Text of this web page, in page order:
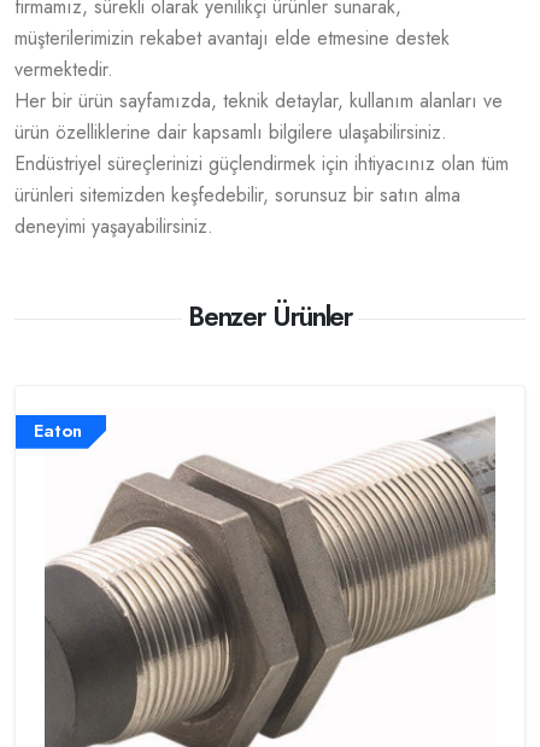
firmamız, sürekli olarak yenilikçi ürünler sunarak,
müşterilerimizin rekabet avantajı elde etmesine destek
vermektedir.
Her bir ürün sayfamızda, teknik detaylar, kullanım alanları ve
ürün özelliklerine dair kapsamlı bilgilere ulaşabilirsiniz.
Endüstriyel süreçlerinizi güçlendirmek için ihtiyacınız olan tüm
ürünleri sitemizden keşfedebilir, sorunsuz bir satın alma
deneyimi yaşayabilirsiniz.
Benzer Ürünler
Eaton